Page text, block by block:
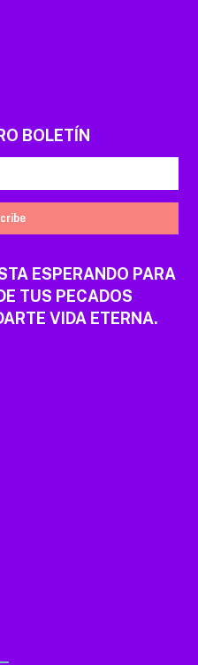
BOLETÍN
ESPERANDO PARA
TUS PECADOS
VIDA ETERNA.